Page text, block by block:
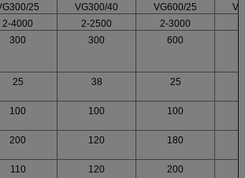
25 VG300/40 VG600/25
2-4000 2-2500 2-3000
300 300 600
25 38 25
100 100 100
200 120 180
110 120 200